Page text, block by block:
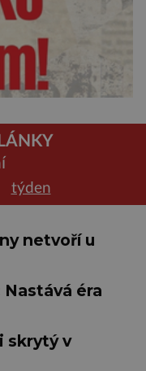
týden
netvoří u
éra
skrytý v